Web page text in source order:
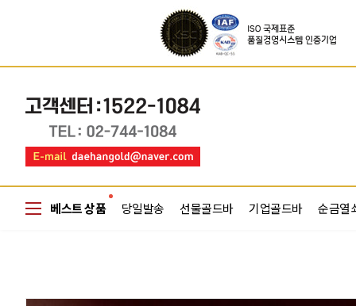
베스트 상품 당일발송 선물골드바 기업골드바 순금열